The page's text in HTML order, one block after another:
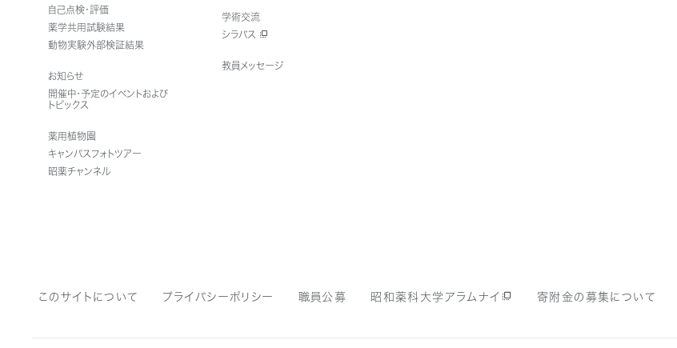
自己点検・評価
薬学共用試験結果
動物実験外部検証結果
お知らせ
開催中・予定のイベントおよび
トピックス
薬用植物園
キャンパスフォトツアー
昭薬チャンネル
学術交流
シラバス
教員メッセージ
このサイトについて プライバシーポリシー 職員公募 昭和薬科大学アラムナイ 寄附金の募集について